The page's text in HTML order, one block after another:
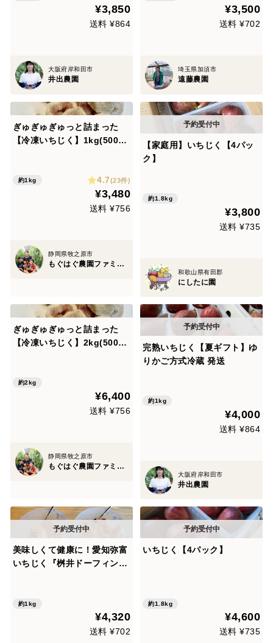
¥3,850
送料 ¥864
大阪府岸和田市
井出農園
¥3,500
送料 ¥702
埼玉県加須市
遠藤農園
ぎゅぎゅぎゅっと詰まった
【冷凍いちじく】1kg(500ｇ
約1kg 4.7(23件)
¥3,480
送料 ¥756
静岡県牧之原市
もぐはぐ農園ファミリー
【家庭用】いちじく【4パッ
ク】
約1.8kg
¥3,800
送料 ¥735
和歌山県有田郡
にしたに園
ぎゅぎゅぎゅっと詰まった
【冷凍いちじく】2kg(500ｇ
約2kg
¥6,400
送料 ¥756
静岡県牧之原市
もぐはぐ農園ファミリー
完熟いちじく【夏ギフト】ゆ
りかご方式冷蔵 発送
約1kg
¥4,000
送料 ¥864
大阪府岸和田市
井出農園
美味しくて健康に！愛知弥富
いちじく『桝井ドーフィン』
約1kg
¥4,320
送料 ¥702
いちじく【4パック】
約1.8kg
¥4,600
送料 ¥735